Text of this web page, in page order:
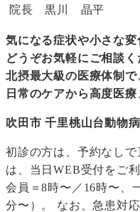
院長 黒川 晶平
気になる症状や小さな変
どうぞお気軽にご相談く
北摂最大級の医療体制で
日常のケアから高度医療
吹田市 千里桃山台動物
初診の方は、予約なし
は、当日WEB受付をご
会員＝8時〜／16時〜、
分〜）。 なお、急患対